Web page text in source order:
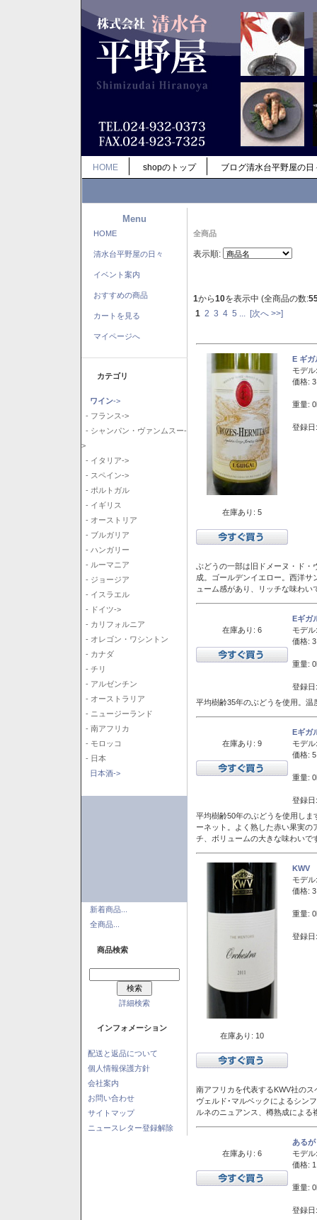
HOME shopのトップ ブログ清水台平野屋の日
Menu
HOME
清水台平野屋の日々
イベント案内
おすすめの商品
カートを見る
マイページへ
カテゴリ
ワイン->
- フランス->
- シャンパン・ヴァンムスー-
>
- イタリア->
- スペイン->
- ポルトガル
- イギリス
- オーストリア
- ブルガリア
- ハンガリー
- ルーマニア
- ジョージア
- イスラエル
- ドイツ->
- カリフォルニア
- オレゴン・ワシントン
- カナダ
- チリ
- アルゼンチン
- オーストラリア
- ニュージーランド
- 南アフリカ
- モロッコ
- 日本
日本酒->
新着商品...
全商品...
商品検索
詳細検索
インフォメーション
配送と返品について
個人情報保護方針
会社案内
お問い合わせ
サイトマップ
ニュースレター登録解除
全商品
表示順:
1から10を表示中 (全商品の数:
1 2 3 4 5 [次へ >>]
在庫あり: 5
E ギ
モデル:
価格:
重量:
登録
ぶどうの一部は旧ドメーヌ・ド・
成。ゴールデンイエロー。西洋
ューム感があり、リッチな味わい
在庫あり: 6
Eギガ
モデル:
価格:
重量:
登録
平均樹齢35年のぶどうを使用。
在庫あり: 9
Eギガ
モデル:
価格:
重量:
登録
平均樹齢50年のぶどうを使用し
ーネット。よく熟した赤い果実
チ、ボリュームの大きな味わいで
在庫あり: 10
KWV
モデル:
価格:
重量:
登録
南アフリカを代表するKWV社の
ヴェルド･マルベックによるシン
ルネのニュアンス、樽熟成によ
在庫あり: 6
ある
モデル:
価格:
重量:
登録